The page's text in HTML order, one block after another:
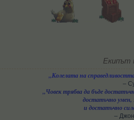
Екипът
„Колелата на
–
„Човек трябва да бъде
достатъчно умен,
и достатъчно
–